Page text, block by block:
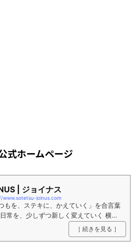
式ホームページ
| ジョイナス
www.sotetsu-joinus.com
もを、ステキに、かえていく」を合言葉
常を、少しずつ新しく変えていく 横浜
ョッピングセンター、ジョイナス。 フロ
イド、ショップ情報、イベント情報などが
［ 続きを見る ］